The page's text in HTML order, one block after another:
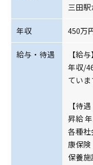
三田
年収 450万
給与・待遇
【給与】
年収/
ていま
【待
昇給
各種
康保険
保養施